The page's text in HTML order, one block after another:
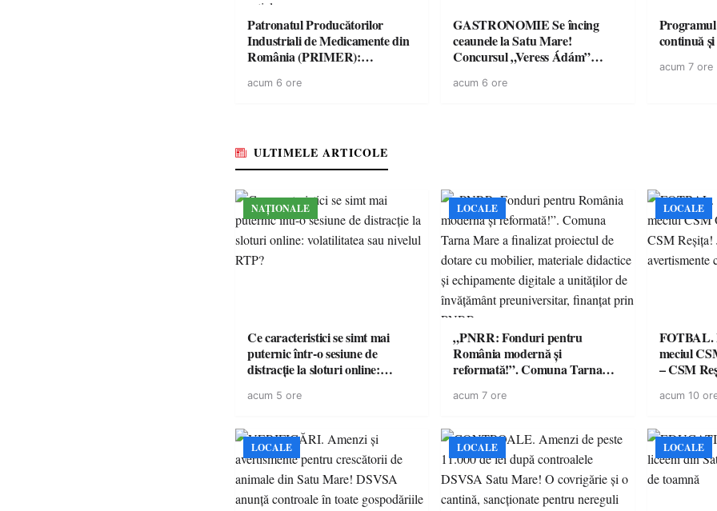
Patronatul Producătorilor
Industriali de Medicamente din
România (PRIMER):
energie electrică a fabricilor de
acum 6 ore
GASTRONOMIE Se încing
ceaunele la Satu Mare!
Concursul „Veress Ádám”
spectaculoase, premii și un jurat
acum 6 ore
continuă
acum 7 ore
ULTIMELE ARTICOLE
NAȚIONALE
Ce caracteristici se simt mai
puternic într-o sesiune de
distracție la sloturi online:
acum 5 ore
LOCALE
„PNRR: Fonduri pentru
România modernă și
reformată!”. Comuna Tarna
dotare cu mobilier, materiale
a unităților de învățământ
preuniversitar, finanțat prin
PNRR
acum 7 ore
LOCALE
FOTBAL.
meciul
– CSM
suporteri
acum 10
LOCALE LOCALE LOCALE